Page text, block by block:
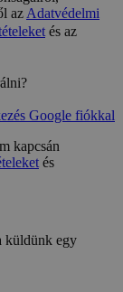
azAdatvédelmi
és az
Google fiókkal
kapcsán
és
küldünk egy